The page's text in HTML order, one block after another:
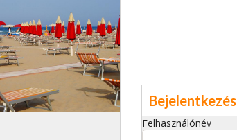
Bejelentkezés
Felhasználónév